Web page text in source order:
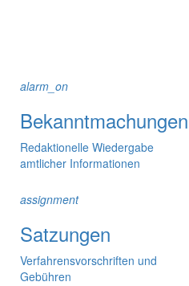
alarm_on
Bekanntmachungen
Redaktionelle Wiedergabe
amtlicher Informationen
assignment
Satzungen
Verfahrensvorschriften und
Gebühren